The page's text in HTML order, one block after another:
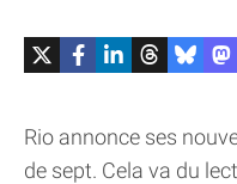
Rio annonce ses
de sept. Cela va du